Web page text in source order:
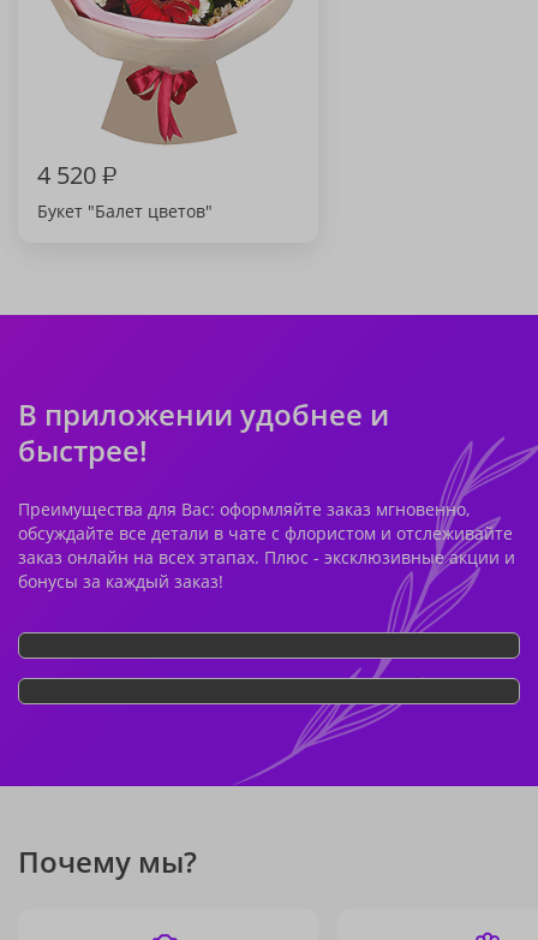
4 520₽
Букет "Балет цветов"
В приложении удобнее и
быстрее!
Преимущества для Вас: оформляйте заказ мгновенно,
обсуждайте все детали в чате с флористом и отслеживайте
заказ онлайн на всех этапах. Плюс - эксклюзивные акции и
бонусы за каждый заказ!
Почему мы?